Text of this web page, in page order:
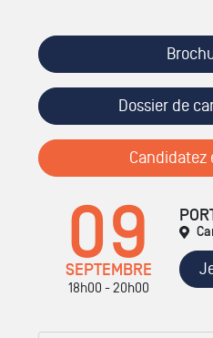
Dossier de
Candidatez
09
SEPTEMBRE
18h00 - 20h00